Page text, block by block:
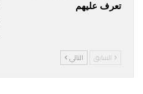
تعرف عليهم
السابق التالي